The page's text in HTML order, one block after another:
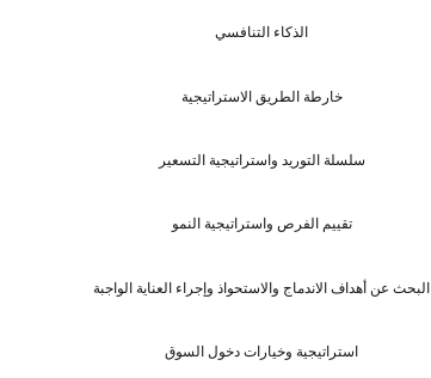
الذكاء التنافسي
خارطة الطريق الاستراتيجية
سلسلة التوريد واستراتيجية التسعير
تقييم الفرص واستراتيجية النمو
البحث عن أهداف الاندماج والاستحواذ وإجراء العناية الواجبة
استراتيجية وخيارات دخول السوق